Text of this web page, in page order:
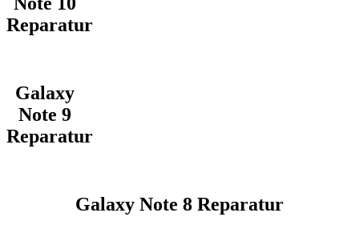
Reparatur
Galaxy
Note 9
Reparatur
Galaxy Note 8 Reparatur